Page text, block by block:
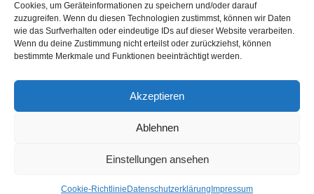
Cookies, um Geräteinformationen zu speichern und/oder darauf
zuzugreifen. Wenn du diesen Technologien zustimmst, können wir Daten
wie das Surfverhalten oder eindeutige IDs auf dieser Website verarbeiten.
Wenn du deine Zustimmung nicht erteilst oder zurückziehst, können
bestimmte Merkmale und Funktionen beeinträchtigt werden.
Akzeptieren
Ablehnen
Einstellungen ansehen
Cookie-Richtlinie Datenschutzerklärung Impressum
Unterkünfte, Ausflüge und Veranstaltungen aus der Region. In unserem
Shop gibt es für dich nachhaltige Produkte für deinen Urlaub und Alltag.
Unsere Motivation